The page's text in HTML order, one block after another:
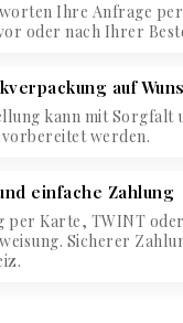
Ihre Anfrage
oder nach Ihrer
auf
kann mit Sorgfalt
vorbereitet werden.
einfache Zahlung
per Karte, TWINT oder
Sicherer